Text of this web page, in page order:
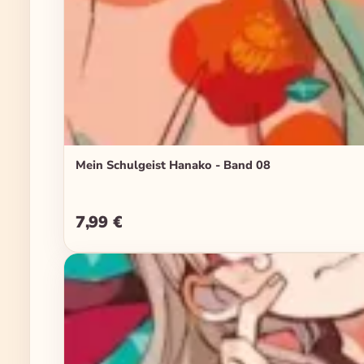
Mein Schulgeist Hanako - Band 08
Regulärer Preis:
7,99 €